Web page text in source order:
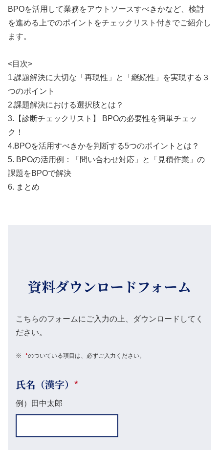
BPOを活用して業務をアウトソースすべきかなど、検討
を進める上でのポイントをチェックリスト付きでご紹介し
ます。
<目次>
1.課題解決に大切な「再現性」と「継続性」を実現する３
つのポイント
2.課題解決における選択肢とは？
3.【診断チェックリスト】 BPOの必要性を簡単チェッ
ク！
4.BPOを活用すべきかを判断する5つのポイントとは？
5. BPOの活用例：「問い合わせ対応」と「見積作業」の
課題をBPOで解決
6. まとめ
資料ダウンロードフォーム
こちらのフォームにご入力の上、ダウンロードしてく
ださい。
※ *のついている項目は、必ずご入力ください。
氏名（漢字） *
例）田中太郎